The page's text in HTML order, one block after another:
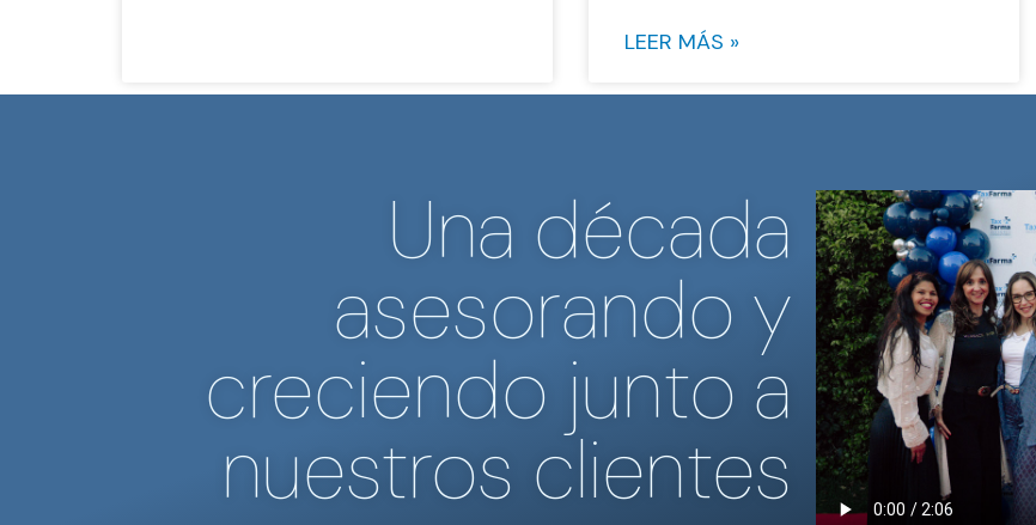
LEER MÁS »
Una década
asesorando y
creciendo junto a
nuestros clientes